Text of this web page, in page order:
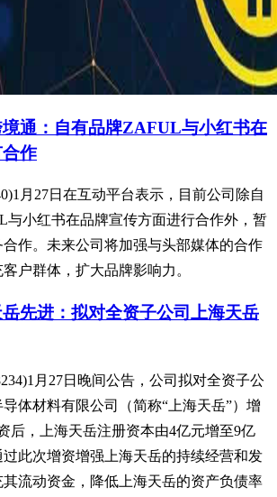
境通：自有品牌ZAFUL与小红书在
作
月27日在互动平台表示，目前公司除自
与小红书在品牌宣传方面进行合作外，暂
作。未来公司将加强与头部媒体的合作
户群体，扩大品牌影响力。
岳先进：拟对全资子公司上海天岳
月27日晚间公告，公司拟对全资子公
体材料有限公司（简称“上海天岳”）增
后，上海天岳注册资本由4亿元增至9亿
此次增资增强上海天岳的持续经营和发
其流动资金，降低上海天岳的资产负债率